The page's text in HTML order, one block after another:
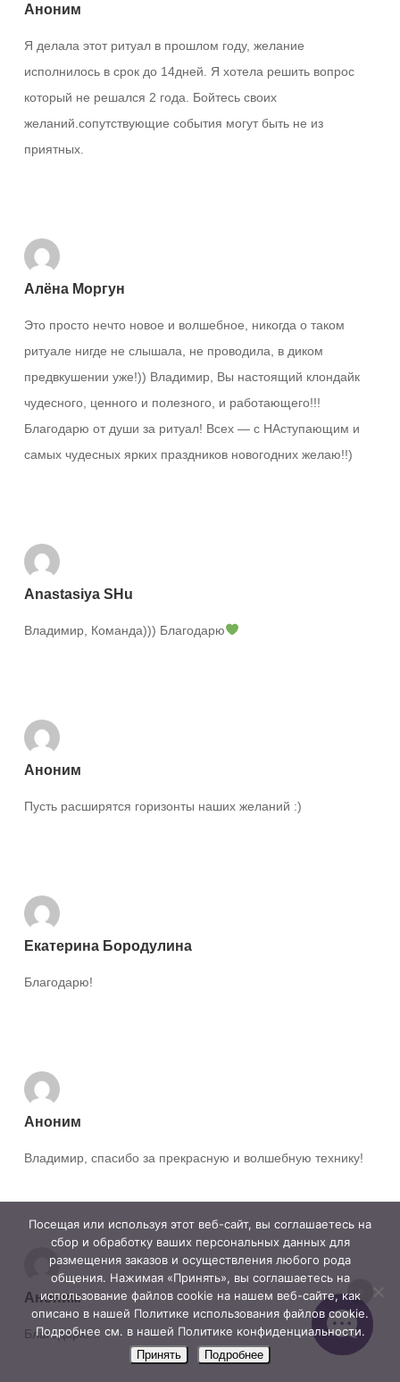
Аноним
Я делала этот ритуал в прошлом году, желание
исполнилось в срок до 14дней. Я хотела решить вопрос
который не решался 2 года. Бойтесь своих
желаний.сопутствующие события могут быть не из
приятных.
Алёна Моргун
Это просто нечто новое и волшебное, никогда о таком
ритуале нигде не слышала, не проводила, в диком
предвкушении уже!)) Владимир, Вы настоящий клондайк
чудесного, ценного и полезного, и работающего!!!
Благодарю от души за ритуал! Всех — с НАступающим и
самых чудесных ярких праздников новогодних желаю!!)
Anastasiya SHu
Владимир, Команда))) Благодарю
Аноним
Пусть расширятся горизонты наших желаний :)
Екатерина Бородулина
Благодарю!
Аноним
Владимир, спасибо за прекрасную и волшебную технику!
Аноним
Благодарю!!!
Посещая или используя этот веб-сайт, вы соглашаетесь на
сбор и обработку ваших персональных данных для
размещения заказов и осуществления любого рода
общения. Нажимая «Принять», вы соглашаетесь на
использование файлов cookie на нашем веб-сайте, как
описано в нашей Политике использования файлов cookie.
Подробнее см. в нашей Политике конфиденциальности.
Принять Подробнее